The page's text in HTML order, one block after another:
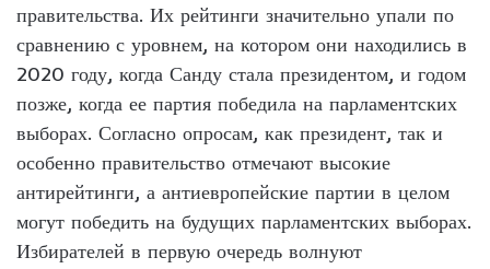
правительства. Их рейтинги значительно упали по
сравнению с уровнем, на котором они находились в
2020 году, когда Санду стала президентом, и годом
позже, когда ее партия победила на парламентских
выборах. Согласно опросам, как президент, так и
особенно правительство отмечают высокие
антирейтинги, а антиевропейские партии в целом
могут победить на будущих парламентских выборах.
Избирателей в первую очередь волнуют